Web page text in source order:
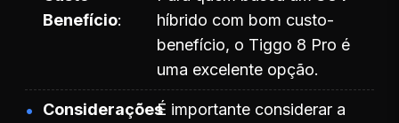
Benefício
híbrido com bom custo-
benefício, o Tiggo 8 Pro é
uma excelente opção.
ConsideraçõesÉ importante considerar a